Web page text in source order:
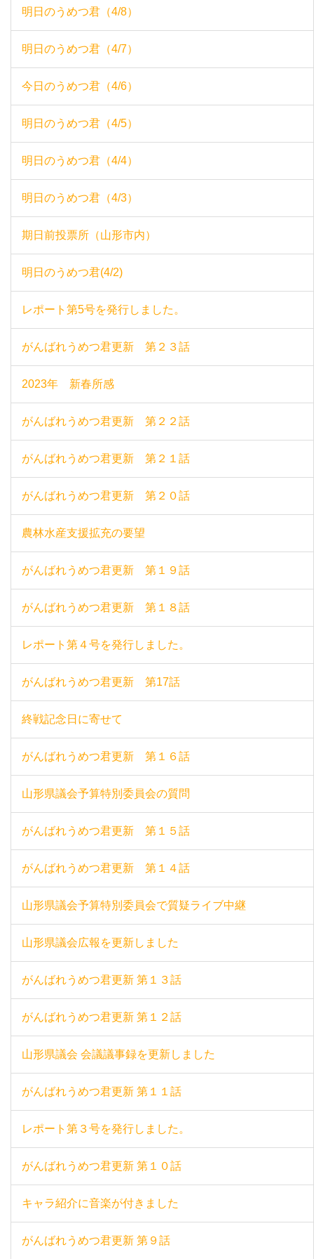
明日のうめつ君（4/8）
明日のうめつ君（4/7）
今日のうめつ君（4/6）
明日のうめつ君（4/5）
明日のうめつ君（4/4）
明日のうめつ君（4/3）
期日前投票所（山形市内）
明日のうめつ君(4/2)
レポート第5号を発行しました。
がんばれうめつ君更新 第２３話
2023年 新春所感
がんばれうめつ君更新 第２２話
がんばれうめつ君更新 第２１話
がんばれうめつ君更新 第２０話
農林水産支援拡充の要望
がんばれうめつ君更新 第１９話
がんばれうめつ君更新 第１８話
レポート第４号を発行しました。
がんばれうめつ君更新 第17話
終戦記念日に寄せて
がんばれうめつ君更新 第１６話
山形県議会予算特別委員会の質問
がんばれうめつ君更新 第１５話
がんばれうめつ君更新 第１４話
山形県議会予算特別委員会で質疑ライブ中継
山形県議会広報を更新しました
がんばれうめつ君更新 第１３話
がんばれうめつ君更新 第１２話
山形県議会 会議議事録を更新しました
がんばれうめつ君更新 第１１話
レポート第３号を発行しました。
がんばれうめつ君更新 第１０話
キャラ紹介に音楽が付きました
がんばれうめつ君更新 第９話